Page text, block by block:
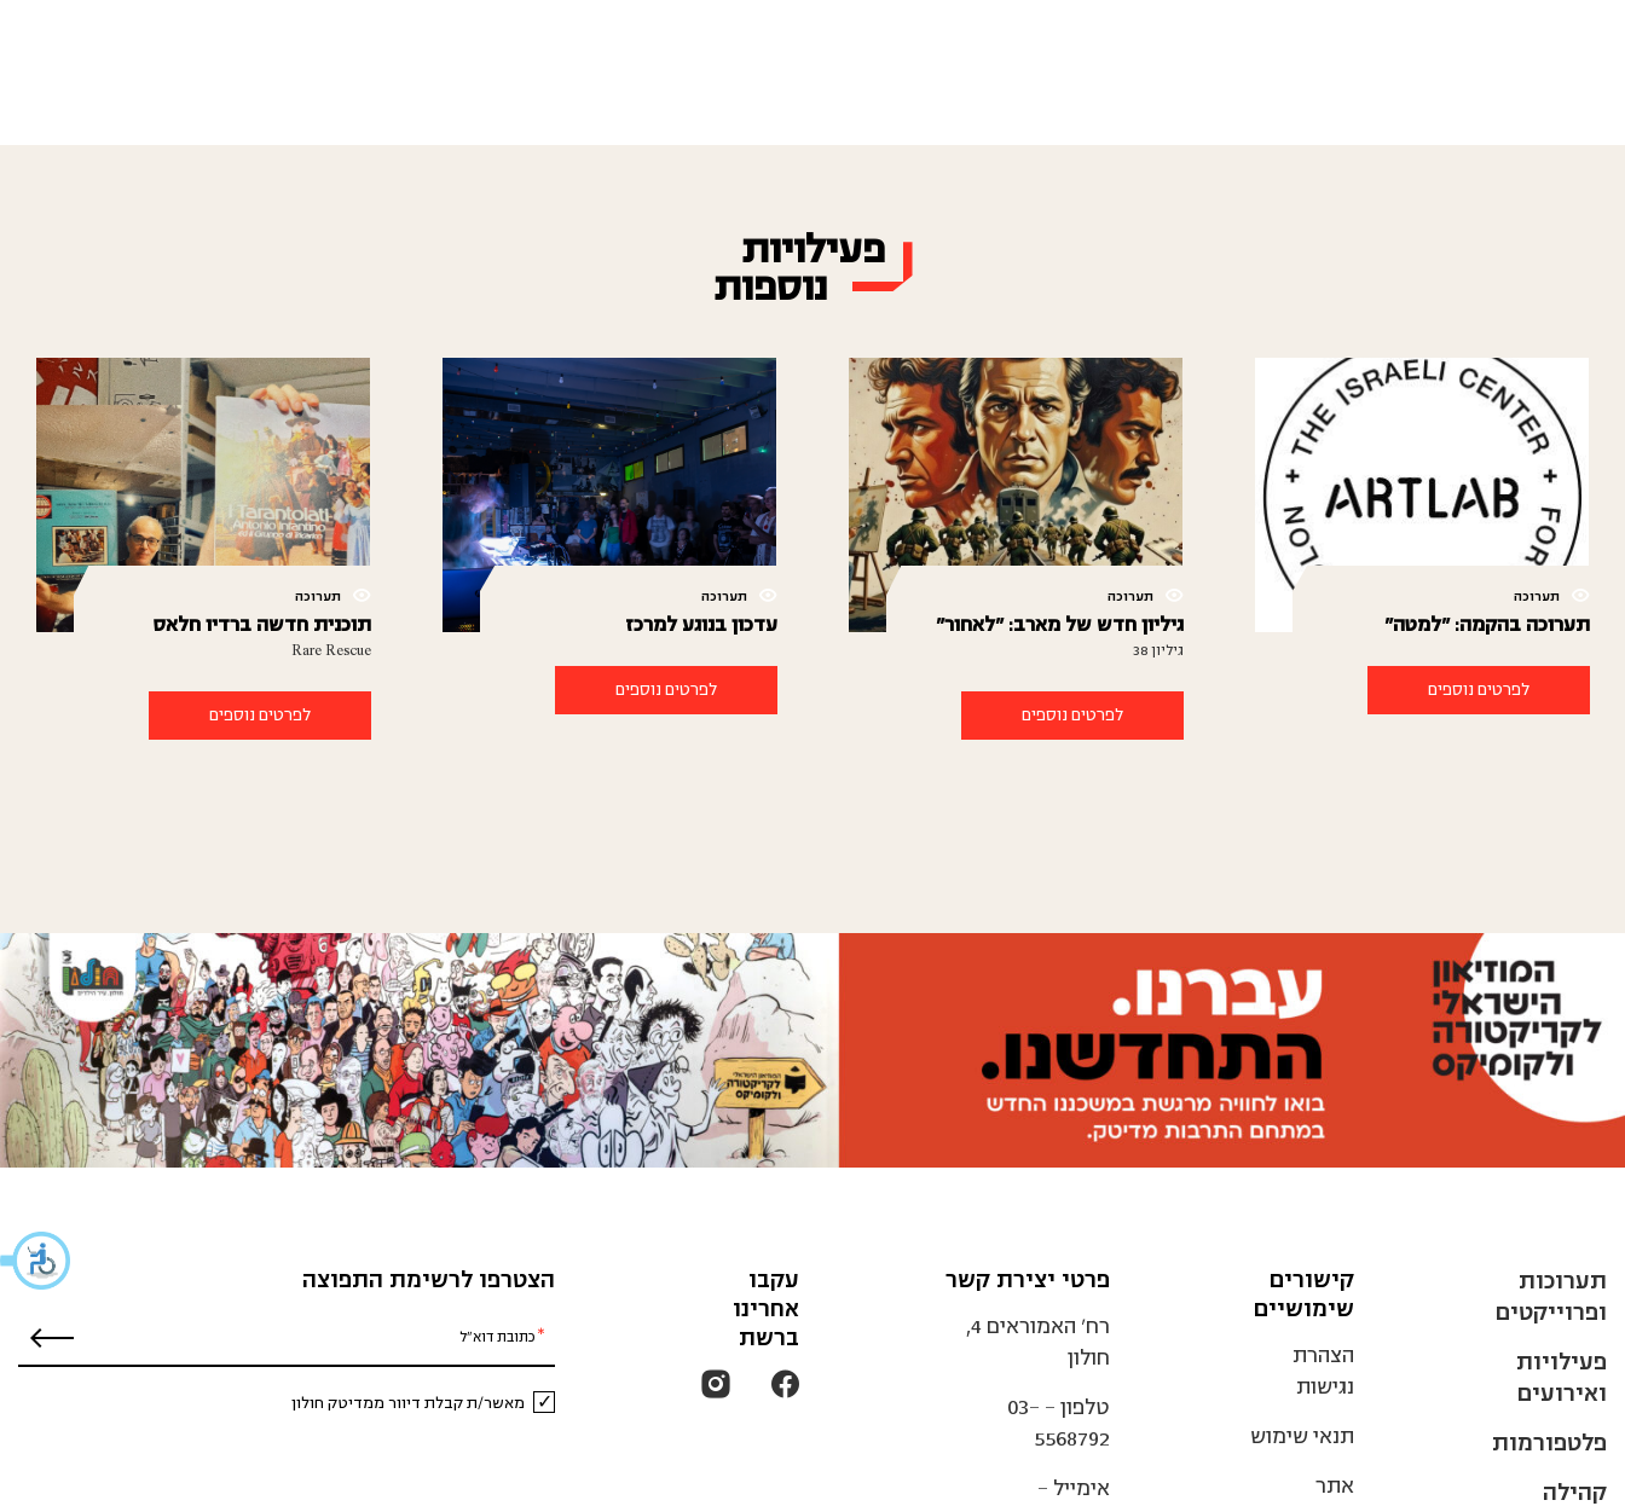
פעילויות
נוספות
תערוכה
תערוכה בהקמה: "למטה"
לפרטים נוספים
תערוכה
גיליון חדש של מארב: "לאחור"
גיליון 38
לפרטים נוספים
תערוכה
עדכון בנוגע למרכז
לפרטים נוספים
תערוכה
תוכנית חדשה ברדיו חלאס
Rare Rescue
לפרטים נוספים
תערוכות
ופרוייקטים
פעילויות
ואירועים
פלטפורמות
קהילה
קישורים
שימושיים
הצהרת
נגישות
תנאי שימוש
אתר
פרטי יצירת קשר
רח' האמוראים 4,
חולון
טלפון - 03-
5568792
אימייל -
עקבו
אחרינו
ברשת
הצטרפו לרשימת התפוצה
מאשר/ת קבלת דיוור ממדיטק חולון